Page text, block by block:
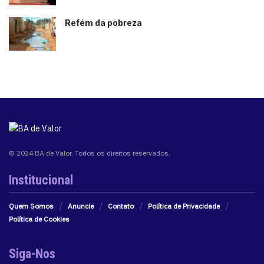
Refém da pobreza
© 2024 BA de Valor. Todos os direitos reservados.
Institucional
Quem Somos Anuncie Contato
Política de Privacidade
Política de Cookies
Siga-Nos